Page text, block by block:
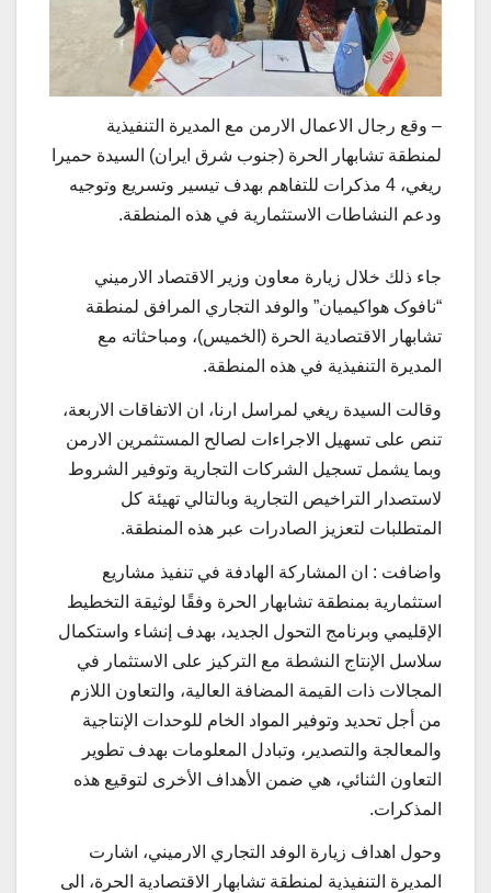
– وقع رجال الاعمال الارمن مع المديرة التنفيذية
لمنطقة تشابهار الحرة (جنوب شرق ايران) السيدة حميرا
ريغي، 4 مذكرات للتفاهم بهدف تيسير وتسريع وتوجيه
ودعم النشاطات الاستثمارية في هذه المنطقة.
جاء ذلك خلال زيارة معاون وزير الاقتصاد الارميني
“نافوک هواکیمیان” والوفد التجاري المرافق لمنطقة
تشابهار الاقتصادية الحرة (الخميس)، ومباحثاته مع
المديرة التنفيذية في هذه المنطقة.
وقالت السيدة ريغي لمراسل ارنا، ان الاتفاقات الاربعة،
تنص على تسهيل الاجراءات لصالح المستثمرين الارمن
وبما يشمل تسجيل الشركات التجارية وتوفير الشروط
لاستصدار التراخيص التجارية وبالتالي تهيئة كل
المتطلبات لتعزيز الصادرات عبر هذه المنطقة.
واضافت : ان المشاركة الهادفة في تنفيذ مشاريع
استثمارية بمنطقة تشابهار الحرة وفقًا لوثيقة التخطيط
الإقليمي وبرنامج التحول الجديد، بهدف إنشاء واستكمال
سلاسل الإنتاج النشطة مع التركيز على الاستثمار في
المجالات ذات القيمة المضافة العالية، والتعاون اللازم
من أجل تحديد وتوفير المواد الخام للوحدات الإنتاجية
والمعالجة والتصدير، وتبادل المعلومات بهدف تطوير
التعاون الثنائي، هي ضمن الأهداف الأخرى لتوقيع هذه
المذكرات.
وحول اهداف زيارة الوفد التجاري الارميني، اشارت
المديرة التنفيذية لمنطقة تشابهار الاقتصادية الحرة، الى